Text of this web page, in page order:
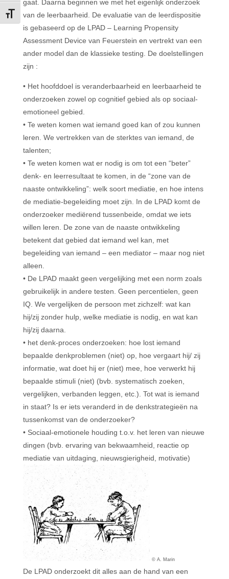
Toggle Font size
gaat. Daarna beginnen we met het eigenlijk onderzoek
van de leerbaarheid. De evaluatie van de leerdispositie
is gebaseerd op de LPAD – Learning Propensity
Assessment Device van Feuerstein en vertrekt van een
ander model dan de klassieke testing. De doelstellingen
zijn :
• Het hoofddoel is veranderbaarheid en leerbaarheid te
onderzoeken zowel op cognitief gebied als op sociaal-
emotioneel gebied.
• Te weten komen wat iemand goed kan of zou kunnen
leren. We vertrekken van de sterktes van iemand, de
talenten;
• Te weten komen wat er nodig is om tot een “beter”
denk- en leerresultaat te komen, in de “zone van de
naaste ontwikkeling”: welk soort mediatie, en hoe intens
de mediatie-begeleiding moet zijn. In de LPAD komt de
onderzoeker mediërend tussenbeide, omdat we iets
willen leren. De zone van de naaste ontwikkeling
betekent dat gebied dat iemand wel kan, met
begeleiding van iemand – een mediator – maar nog niet
alleen.
• De LPAD maakt geen vergelijking met een norm zoals
gebruikelijk in andere testen. Geen percentielen, geen
IQ. We vergelijken de persoon met zichzelf: wat kan
hij/zij zonder hulp, welke mediatie is nodig, en wat kan
hij/zij daarna.
• het denk-proces onderzoeken: hoe lost iemand
bepaalde denkproblemen (niet) op, hoe vergaart hij/ zij
informatie, wat doet hij er (niet) mee, hoe verwerkt hij
bepaalde stimuli (niet) (bvb. systematisch zoeken,
vergelijken, verbanden leggen, etc.). Tot wat is iemand
in staat? Is er iets veranderd in de denkstrategieën na
tussenkomst van de onderzoeker?
• Sociaal-emotionele houding t.o.v. het leren van nieuwe
dingen (bvb. ervaring van bekwaamheid, reactie op
mediatie van uitdaging, nieuwsgierigheid, motivatie)
© A. Marin
De LPAD onderzoekt dit alles aan de hand van een